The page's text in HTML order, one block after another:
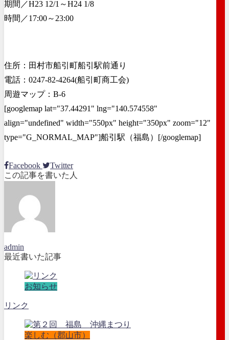
期間／H23 12/1～H24 1/8
時間／17:00～23:00
住所：田村市船引町船引駅前通り
電話：0247-82-4264(船引町商工会)
周遊マップ：B-6
[googlemap lat="37.44291" lng="140.574558"
align="undefined" width="550px" height="350px" zoom="12"
type="G_NORMAL_MAP"]船引駅（福島）[/googlemap]
Facebook
Twitter
この記事を書いた人
admin
最近書いた記事
お知らせ
リンク
楽しむ（郡山市）